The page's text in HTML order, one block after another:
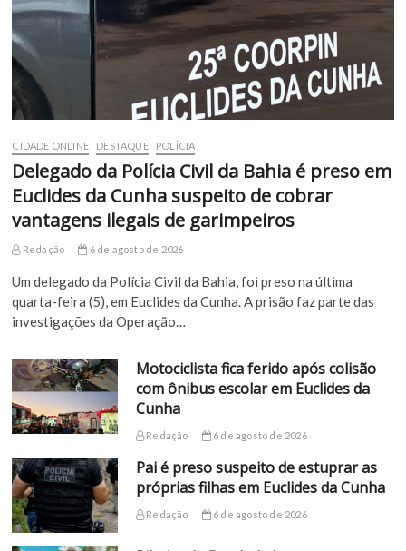
CIDADE ONLINE DESTAQUE POLÍCIA
Delegado da Polícia Civil da Bahia é preso em
Euclides da Cunha suspeito de cobrar
vantagens ilegais de garimpeiros
Redação 6 de agosto de 2026
Um delegado da Polícia Civil da Bahia, foi preso na última
quarta-feira (5), em Euclides da Cunha. A prisão faz parte das
investigações da Operação…
Motociclista fica ferido após colisão
com ônibus escolar em Euclides da
Cunha
Redação 6 de agosto de 2026
Pai é preso suspeito de estuprar as
próprias filhas em Euclides da Cunha
Redação 6 de agosto de 2026